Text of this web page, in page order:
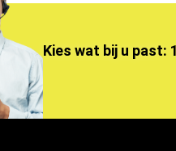
Kies wat bij u